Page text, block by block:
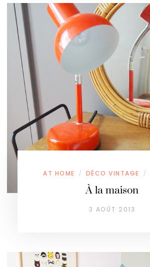
AT HOME / DÉCO VINTAGE /
À la maison
3 AOÛT 2013